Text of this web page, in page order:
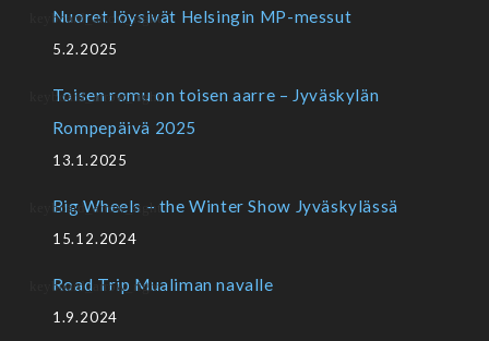
Nuoret löysivät Helsingin MP-messut
5.2.2025
Toisen romu on toisen aarre – Jyväskylän
Rompepäivä 2025
13.1.2025
Big Wheels – the Winter Show Jyväskylässä
15.12.2024
Road Trip Mualiman navalle
1.9.2024